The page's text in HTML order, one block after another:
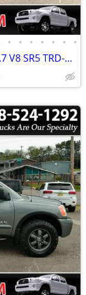
• • • • • • •
2013 Toyota Tundra Doublecab 4WD 5.7 V8 SR5 TRD-Rock Warrior *Black*